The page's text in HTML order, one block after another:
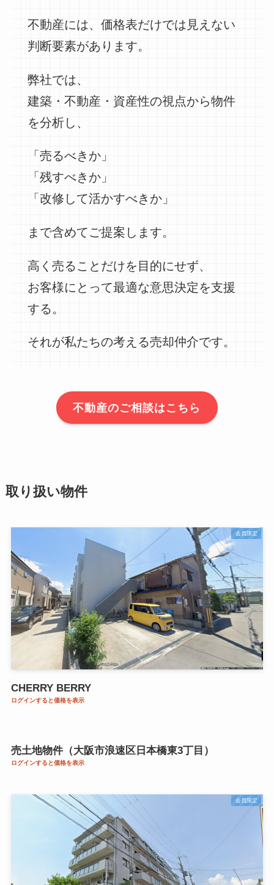
不動産には、価格表だけでは見えない
判断要素があります。
弊社では、
建築・不動産・資産性の視点から物件
を分析し、
「売るべきか」
「残すべきか」
「改修して活かすべきか」
まで含めてご提案します。
高く売ることだけを目的にせず、
お客様にとって最適な意思決定を支援
する。
それが私たちの考える売却仲介です。
不動産のご相談はこちら
取り扱い物件
会員限定
CHERRY BERRY
ログインすると価格を表示
売土地物件（大阪市浪速区日本橋東3丁目）
ログインすると価格を表示
会員限定